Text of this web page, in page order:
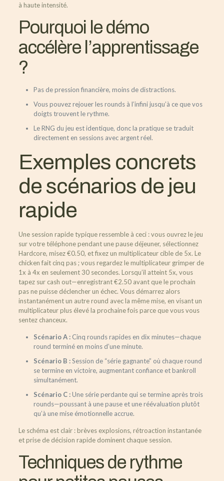
à haute intensité.
Pourquoi le démo
accélère l’apprentissage
?
Pas de pression financière, moins de distractions.
Vous pouvez rejouer les rounds à l’infini jusqu’à ce que vos
doigts trouvent le rythme.
Le RNG du jeu est identique, donc la pratique se traduit
directement en sessions avec argent réel.
Exemples concrets
de scénarios de jeu
rapide
Une session rapide typique ressemble à ceci : vous ouvrez le jeu
sur votre téléphone pendant une pause déjeuner, sélectionnez
Hardcore, misez €0.50, et fixez un multiplicateur cible de 5x. Le
chicken fait cinq pas ; vous regardez le multiplicateur grimper de
1x à 4x en seulement 30 secondes. Lorsqu’il atteint 5x, vous
tapez sur cash out—enregistrant €2.50 avant que le prochain
pas ne puisse déclencher un échec. Vous démarrez alors
instantanément un autre round avec la même mise, en visant un
multiplicateur plus élevé la prochaine fois parce que vous vous
sentez chanceux.
Scénario A :Cinq rounds rapides en dix minutes—chaque
round terminé en moins d’une minute.
Scénario B :Session de “série gagnante” où chaque round
se termine en victoire, augmentant confiance et bankroll
simultanément.
Scénario C :Une série perdante qui se termine après trois
rounds—poussant à une pause et une réévaluation plutôt
qu’à une mise émotionnelle accrue.
Le schéma est clair : brèves explosions, rétroaction instantanée
et prise de décision rapide dominent chaque session.
Techniques de rythme